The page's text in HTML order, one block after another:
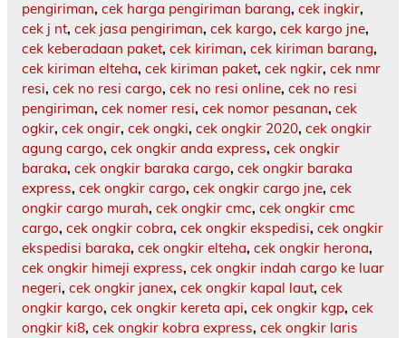
pengiriman, cek harga pengiriman barang, cek ingkir,
cek j nt, cek jasa pengiriman, cek kargo, cek kargo jne,
cek keberadaan paket, cek kiriman, cek kiriman barang,
cek kiriman elteha, cek kiriman paket, cek ngkir, cek nmr
resi, cek no resi cargo, cek no resi online, cek no resi
pengiriman, cek nomer resi, cek nomor pesanan, cek
ogkir, cek ongir, cek ongki, cek ongkir 2020, cek ongkir
agung cargo, cek ongkir anda express, cek ongkir
baraka, cek ongkir baraka cargo, cek ongkir baraka
express, cek ongkir cargo, cek ongkir cargo jne, cek
ongkir cargo murah, cek ongkir cmc, cek ongkir cmc
cargo, cek ongkir cobra, cek ongkir ekspedisi, cek ongkir
ekspedisi baraka, cek ongkir elteha, cek ongkir herona,
cek ongkir himeji express, cek ongkir indah cargo ke luar
negeri, cek ongkir janex, cek ongkir kapal laut, cek
ongkir kargo, cek ongkir kereta api, cek ongkir kgp, cek
ongkir ki8, cek ongkir kobra express, cek ongkir laris